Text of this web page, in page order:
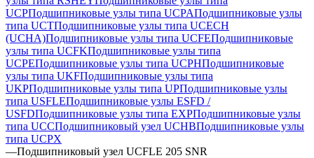
UCPПодшипниковые узлы типа UCPAПодшипниковые узлы
типа UCTПодшипниковые узлы типа UCECH
(UCHA)Подшипниковые узлы типа UCFEПодшипниковые
узлы типа UCFKПодшипниковые узлы типа
UCPEПодшипниковые узлы типа UCPHПодшипниковые
узлы типа UKFПодшипниковые узлы типа
UKPПодшипниковые узлы типа UPПодшипниковые узлы
типа USFLEПодшипниковые узлы ESFD /
USFDПодшипниковые узлы типа EXPПодшипниковые узлы
типа UCCПодшипниковый узел UCHBПодшипниковые узлы
типа UCPX
—Подшипниковый узел UCFLE 205 SNR